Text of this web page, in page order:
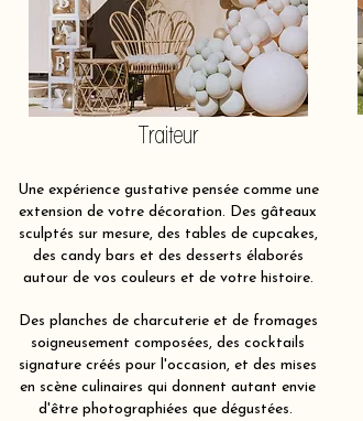
Traiteur
Une expérience gustative pensée comme une
extension de votre décoration. Des gâteaux
sculptés sur mesure, des tables de cupcakes,
des candy bars et des desserts élaborés
autour de vos couleurs et de votre histoire.
Des planches de charcuterie et de fromages
soigneusement composées, des cocktails
signature créés pour l'occasion, et des mises
en scène culinaires qui donnent autant envie
d'être photographiées que dégustées.